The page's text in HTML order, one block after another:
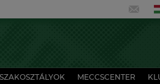
SZAKOSZTÁLYOK MECCSCENTER